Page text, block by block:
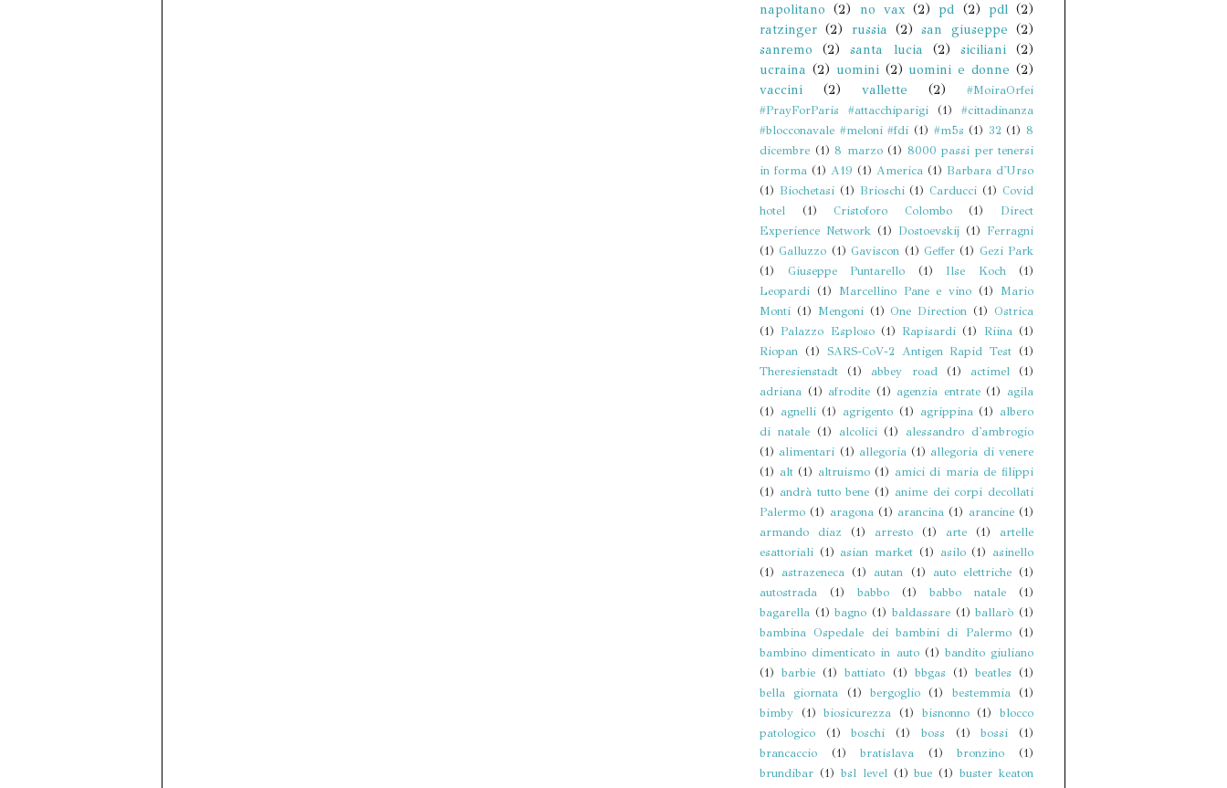
napolitano (2) no vax (2) pd (2) pdl (2)
ratzinger (2) russia (2) san giuseppe (2)
sanremo
(2) santa lucia (2) siciliani
(2)
ucraina (2) uomini (2) uomini e donne (2)
vaccini
(2) vallette (2)
#MoiraOrfei
#PrayForParis #attacchiparigi
(1)
#cittadinanza
#blocconavale #meloni #fdi (1) #m5s (1) 32 (1) 8
dicembre (1) 8 marzo (1) 8000 passi per tenersi
in forma (1) A19 (1) America (1) Barbara d'Urso
(1) Biochetasi (1) Brioschi (1) Carducci (1) Covid
hotel
(1) Cristoforo Colombo (1)
Direct
Experience Network (1) Dostoevskij (1) Ferragni
(1) Galluzzo (1) Gaviscon (1) Geffer (1) Gezi Park
(1)
Giuseppe Puntarello (1) Ilse Koch
(1)
Leopardi (1) Marcellino Pane e vino (1) Mario
Monti (1) Mengoni (1) One Direction (1) Ostrica
(1) Palazzo Esploso (1) Rapisardi (1) Riina (1)
Riopan (1) SARS-CoV-2 Antigen Rapid Test (1)
Theresienstadt
(1) abbey road (1) actimel
(1)
adriana (1) afrodite (1) agenzia entrate (1) agila
(1) agnelli (1) agrigento (1) agrippina (1) albero
di natale (1) alcolici (1)
alessandro d'ambrogio
(1) alimentari (1) allegoria (1) allegoria di venere
(1) alt (1) altruismo (1) amici di maria de filippi
(1) andrà tutto bene (1) anime dei corpi decollati
Palermo (1) aragona (1) arancina (1) arancine (1)
armando diaz
(1) arresto (1) arte (1)
artelle
esattoriali (1) asian market (1) asilo (1) asinello
(1)
astrazeneca (1) autan (1) auto elettriche (1)
autostrada
(1) babbo (1) babbo natale
(1)
bagarella (1) bagno (1) baldassare (1) ballarò (1)
bambina Ospedale dei bambini di Palermo (1)
bambino dimenticato in auto (1) bandito giuliano
(1) barbie (1) battiato (1) bbgas (1) beatles (1)
bella giornata
(1) bergoglio (1) bestemmia (1)
bimby (1) biosicurezza (1) bisnonno (1)
blocco
patologico
(1) boschi (1) boss (1) bossi
(1)
brancaccio
(1) bratislava (1) bronzino
(1)
brundibar (1) bsl level (1) bue (1) buster keaton